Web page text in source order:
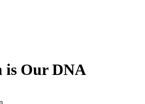
is Our DNA